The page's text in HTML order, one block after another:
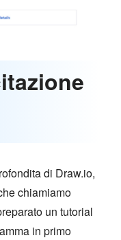
di Draw.io,
chiamiamo
un tutorial
in primo